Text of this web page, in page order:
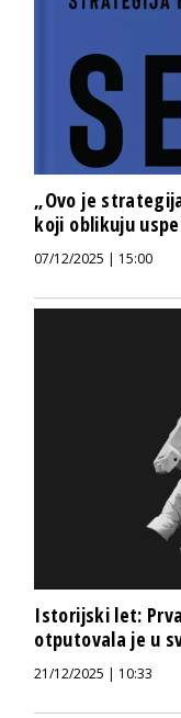
„Ovo je
koji oblikuju
07/12/2025 | 15:00
Istorijski let:
otputovala je u
21/12/2025 | 10:33